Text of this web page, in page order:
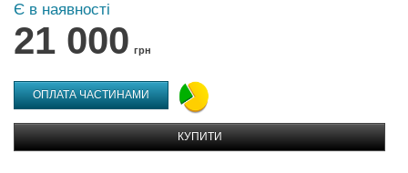
Є в наявності
21 000 грн
ОПЛАТА ЧАСТИНАМИ
КУПИТИ